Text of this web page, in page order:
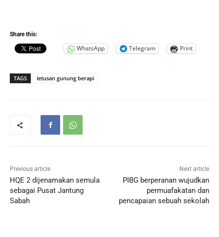
Share this:
WhatsApp Telegram Print
TAGS letusan gunung berapi
Previous article
HQE 2 dijenamakan semula
sebagai Pusat Jantung
Sabah
Next article
PIBG berperanan wujudkan
permuafakatan dan
pencapaian sebuah sekolah